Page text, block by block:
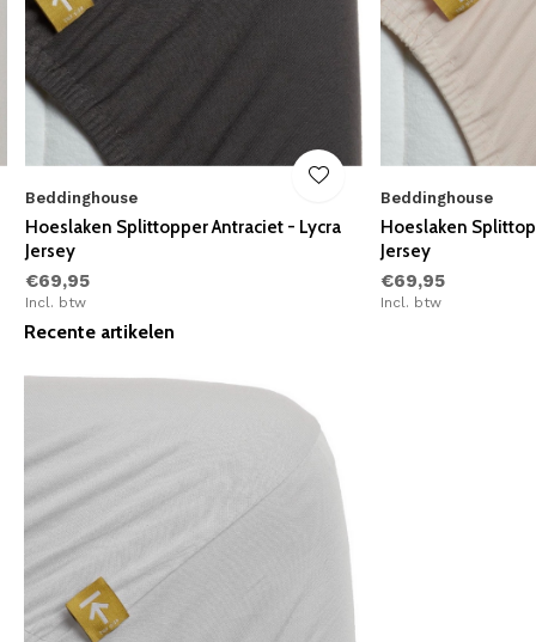
Beddinghouse
Hoeslaken Splittopper Antraciet - Lycra
Jersey
€69,95
Incl. btw
Beddinghouse
Hoeslaken
Jersey
€69,95
Incl. btw
Recente artikelen